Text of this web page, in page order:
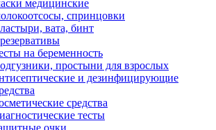
медицинские
спринцовки
вата, бинт
на беременность
простыни для взрослых
и дезинфицирующие
средства
тесты
очки